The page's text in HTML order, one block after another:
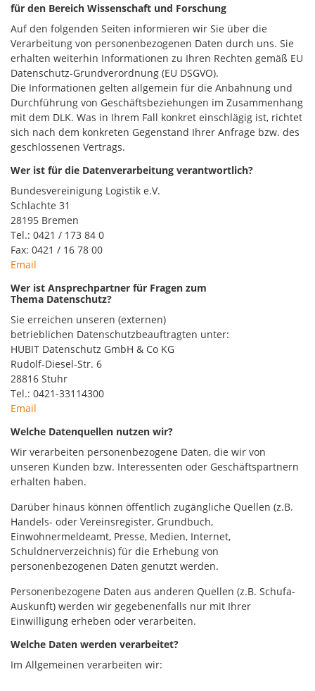
für den Bereich Wissenschaft und Forschung
Auf den folgenden Seiten informieren wir Sie über die
Verarbeitung von personenbezogenen Daten durch uns. Sie
erhalten weiterhin Informationen zu Ihren Rechten gemäß EU
Datenschutz-Grundverordnung (EU DSGVO).
Die Informationen gelten allgemein für die Anbahnung und
Durchführung von Geschäftsbeziehungen im Zusammenhang
mit dem DLK. Was in Ihrem Fall konkret einschlägig ist, richtet
sich nach dem konkreten Gegenstand Ihrer Anfrage bzw. des
geschlossenen Vertrags.
Wer ist für die Datenverarbeitung verantwortlich?
Bundesvereinigung Logistik e.V.
Schlachte 31
28195 Bremen
Tel.: 0421 / 173 84 0
Fax: 0421 / 16 78 00
Email
Wer ist Ansprechpartner für Fragen zum
Thema Datenschutz?
Sie erreichen unseren (externen)
betrieblichen Datenschutzbeauftragten unter:
HUBIT Datenschutz GmbH & Co KG
Rudolf-Diesel-Str. 6
28816 Stuhr
Tel.: 0421-33114300
Email
Welche Datenquellen nutzen wir?
Wir verarbeiten personenbezogene Daten, die wir von
unseren Kunden bzw. Interessenten oder Geschäftspartnern
erhalten haben.
Darüber hinaus können öffentlich zugängliche Quellen (z.B.
Handels- oder Vereinsregister, Grundbuch,
Einwohnermeldeamt, Presse, Medien, Internet,
Schuldnerverzeichnis) für die Erhebung von
personenbezogenen Daten genutzt werden.
Personenbezogene Daten aus anderen Quellen (z.B. Schufa-
Auskunft) werden wir gegebenenfalls nur mit Ihrer
Einwilligung erheben oder verarbeiten.
Welche Daten werden verarbeitet?
Im Allgemeinen verarbeiten wir: